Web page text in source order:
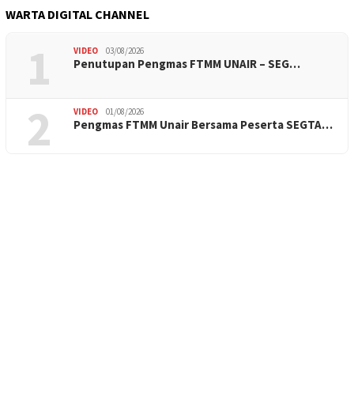
WARTA DIGITAL CHANNEL
1 VIDEO 03/08/2026
Penutupan Pengmas FTMM UNAIR – SEG…
2 VIDEO 01/08/2026
Pengmas FTMM Unair Bersama Peserta SEGTA…